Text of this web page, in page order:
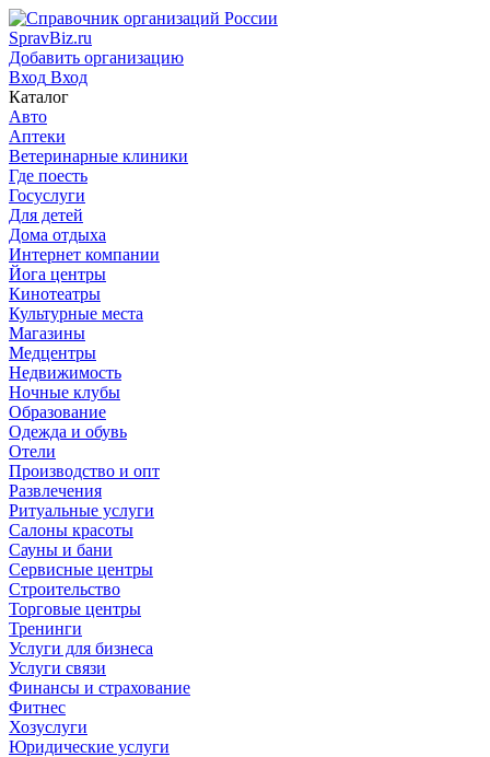
SpravBiz.ru
Добавить организацию
Вход Вход
Каталог
Авто
Аптеки
Ветеринарные клиники
Где поесть
Госуслуги
Для детей
Дома отдыха
Интернет компании
Йога центры
Кинотеатры
Культурные места
Магазины
Медцентры
Недвижимость
Ночные клубы
Образование
Одежда и обувь
Отели
Производство и опт
Развлечения
Ритуальные услуги
Салоны красоты
Сауны и бани
Сервисные центры
Строительство
Торговые центры
Тренинги
Услуги для бизнеса
Услуги связи
Финансы и страхование
Фитнес
Хозуслуги
Юридические услуги